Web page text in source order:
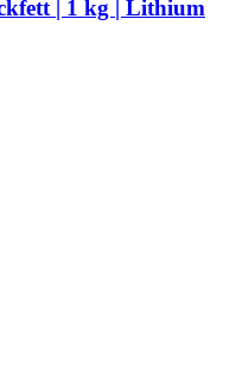
| 1 kg | Lithium